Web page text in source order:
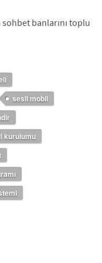
banlarını toplu
sesli mobil
kurulumu